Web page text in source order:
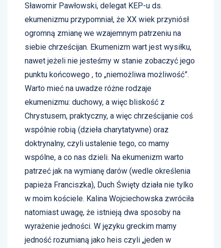
Sławomir Pawłowski, delegat KEP-u ds.
ekumenizmu przypomniał, że XX wiek przyniósł
ogromną zmianę we wzajemnym patrzeniu na
siebie chrześcijan. Ekumenizm wart jest wysiłku,
nawet jeżeli nie jesteśmy w stanie zobaczyć jego
punktu końcowego , to „niemożliwa możliwość”.
Warto mieć na uwadze różne rodzaje
ekumenizmu: duchowy, a więc bliskość z
Chrystusem, praktyczny, a więc chrześcijanie coś
wspólnie robią (dzieła charytatywne) oraz
doktrynalny, czyli ustalenie tego, co mamy
wspólne, a co nas dzieli. Na ekumenizm warto
patrzeć jak na wymianę darów (wedle określenia
papieża Franciszka), Duch Święty działa nie tylko
w moim kościele. Kalina Wojciechowska zwróciła
natomiast uwagę, że istnieją dwa sposoby na
wyrażenie jedności. W języku greckim mamy
jedność rozumianą jako heis czyli „jeden w